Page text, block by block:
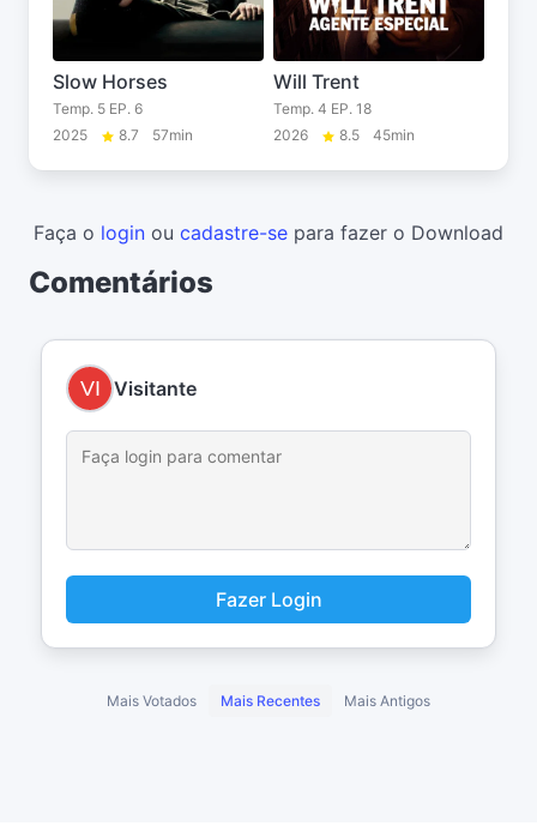
Slow Horses
Temp. 5 EP. 6
2025
8.7 57min
Will Trent
Temp. 4 EP. 18
2026
8.5 45min
Faça o login ou cadastre-se para fazer o Download
Comentários
Visitante
Fazer Login
Mais Votados Mais Recentes Mais Antigos